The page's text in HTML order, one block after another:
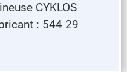
CYKLOS
: 544 29